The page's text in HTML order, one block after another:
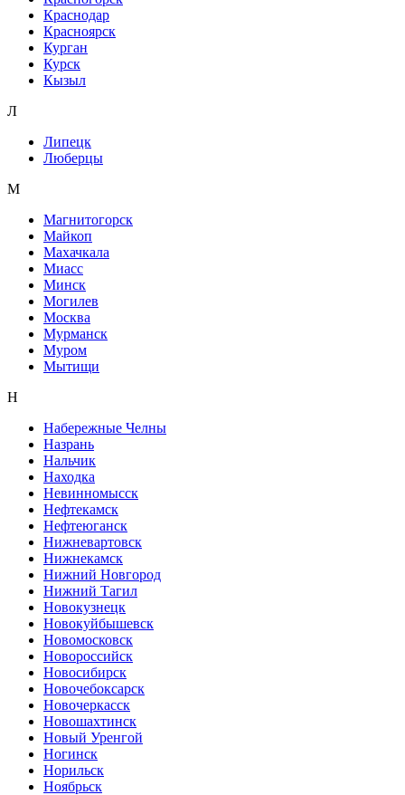
Краснодар
Красноярск
Курган
Курск
Кызыл
Л
Липецк
Люберцы
М
Магнитогорск
Майкоп
Махачкала
Миасс
Минск
Могилев
Москва
Мурманск
Муром
Мытищи
Н
Набережные Челны
Назрань
Нальчик
Находка
Невинномысск
Нефтекамск
Нефтеюганск
Нижневартовск
Нижнекамск
Нижний Новгород
Нижний Тагил
Новокузнецк
Новокуйбышевск
Новомосковск
Новороссийск
Новосибирск
Новочебоксарск
Новочеркасск
Новошахтинск
Новый Уренгой
Ногинск
Норильск
Ноябрьск